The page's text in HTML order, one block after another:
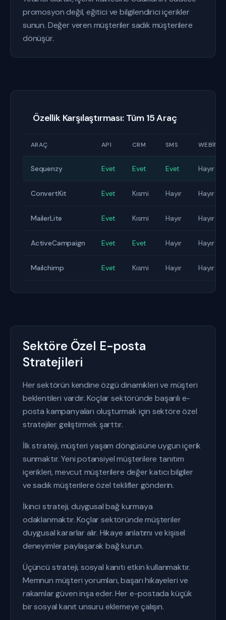
promosyon değil, eğitici ve bilgilendirici içerikler
sunun. Değer veren müşteriler sadık müşterilere
dönüşür.
Özellik Karşılaştırması: Tüm 15 Araç
ARAÇ API CRM SMS WEBINAR
Sequenzy Evet Evet Evet Hayır
ConvertKit Evet Kısmi Hayır Hayır
MailerLite Evet Kısmi Hayır Hayır
ActiveCampaign Evet Evet Hayır Hayır
Mailchimp Evet Kısmi Hayır Hayır
Sektöre Özel E-posta
Stratejileri
Her sektörün kendine özgü dinamikleri ve müşteri
beklentileri vardır. Koçlar sektöründe başarılı e-
posta kampanyaları oluşturmak için sektöre özel
stratejiler geliştirmek şarttır.
İlk strateji, müşteri yaşam döngüsüne uygun içerik
sunmaktır. Yeni potansiyel müşterilere tanıtım
içerikleri, mevcut müşterilere değer katıcı bilgiler
ve sadık müşterilere özel teklifler gönderin.
İkinci strateji, duygusal bağ kurmaya
odaklanmaktır. Koçlar sektöründe müşteriler
duygusal kararlar alır. Hikaye anlatımı ve kişisel
deneyimler paylaşarak bağ kurun.
Üçüncü strateji, sosyal kanıtı etkin kullanmaktır.
Memnun müşteri yorumları, başarı hikayeleri ve
rakamlar güven inşa eder. Her e-postada küçük
bir sosyal kanıt unsuru eklemeye çalışın.